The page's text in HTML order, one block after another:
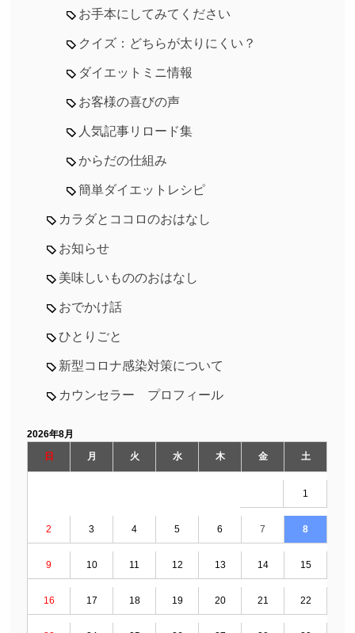
お手本にしてみてください
クイズ：どちらが太りにくい？
ダイエットミニ情報
お客様の喜びの声
人気記事リロード集
からだの仕組み
簡単ダイエットレシピ
カラダとココロのおはなし
お知らせ
美味しいもののおはなし
おでかけ話
ひとりごと
新型コロナ感染対策について
カウンセラー プロフィール
2026年8月
日
月 火 水 木 金 土
1
2 3 4 5 6 7 8
9 10 11 12 13 14 15
16 17 18 19 20 21 22